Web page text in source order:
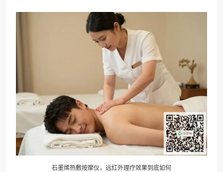
石墨烯热敷按摩仪，远红外理疗效果到底如何